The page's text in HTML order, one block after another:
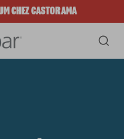
CHEZ CASTORAMA